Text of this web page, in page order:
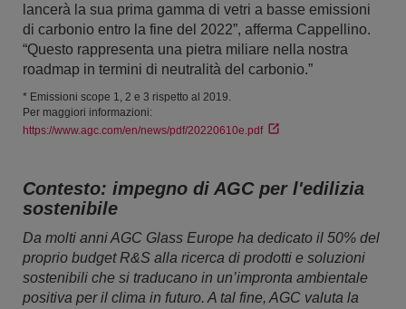
lancerà la sua prima gamma di vetri a basse emissioni
di carbonio entro la fine del 2022”, afferma Cappellino.
“Questo rappresenta una pietra miliare nella nostra
roadmap in termini di neutralità del carbonio.”
* Emissioni scope 1, 2 e 3 rispetto al 2019.
Per maggiori informazioni:
https://www.agc.com/en/news/pdf/20220610e.pdf
Contesto: impegno di AGC per l'edilizia
sostenibile
Da molti anni AGC Glass Europe ha dedicato il 50% del
proprio budget R&S alla ricerca di prodotti e soluzioni
sostenibili che si traducano in un’impronta ambientale
positiva per il clima in futuro. A tal fine, AGC valuta la